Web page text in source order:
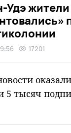
Удэ
17201
5 тысяч